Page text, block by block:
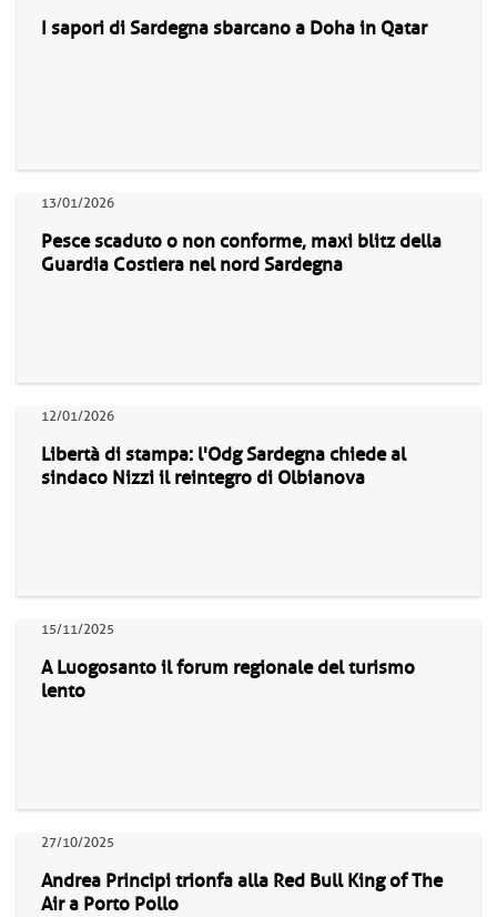
I sapori di Sardegna sbarcano a Doha in Qatar
13/01/2026
Pesce scaduto o non conforme, maxi blitz della
Guardia Costiera nel nord Sardegna
12/01/2026
Libertà di stampa: l'Odg Sardegna chiede al
sindaco Nizzi il reintegro di Olbianova
15/11/2025
A Luogosanto il forum regionale del turismo
lento
27/10/2025
Andrea Principi trionfa alla Red Bull King of The
Air a Porto Pollo